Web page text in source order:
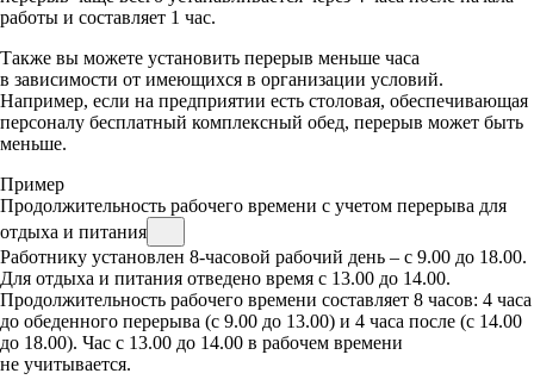
работы и составляет 1 час.
Также вы можете установить перерыв меньше часа
в зависимости от имеющихся в организации условий.
Например, если на предприятии есть столовая, обеспечивающая
персоналу бесплатный комплексный обед, перерыв может быть
меньше.
Пример
Продолжительность рабочего времени с учетом перерыва для
отдыха и питания
Работнику установлен 8-часовой рабочий день – с 9.00 до 18.00.
Для отдыха и питания отведено время с 13.00 до 14.00.
Продолжительность рабочего времени составляет 8 часов: 4 часа
до обеденного перерыва (с 9.00 до 13.00) и 4 часа после (с 14.00
до 18.00). Час с 13.00 до 14.00 в рабочем времени
не учитывается.